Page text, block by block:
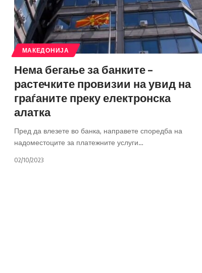
МАКЕДОНИЈА
Нема бегање за банките –
растечките провизии на увид на
граѓаните преку електронска
алатка
Пред да влезете во банка, направете споредба на
надоместоците за платежните услуги…
02/10/2023